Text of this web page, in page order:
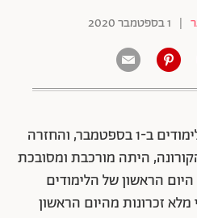
| 1 בספטמבר 2020
2.4 מיליון תלמידים חזרו ללימודים ב-1 בספטמבר, והחזרה
היתה מורכבת ומסובכת
הראשון של הלימודים
מלא זכרונות מהיום הראשון